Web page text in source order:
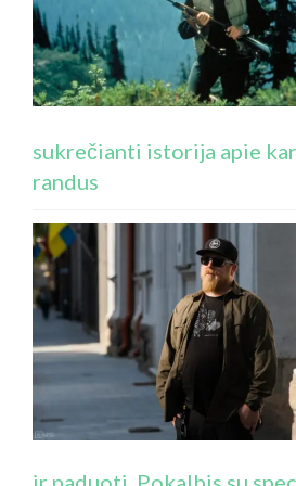
sukrečianti istorija apie
randus